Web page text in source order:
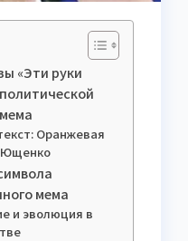
«Эти руки
Оранжевая
Ющенко
мема
и эволюция в